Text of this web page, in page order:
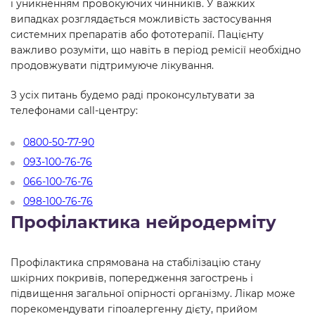
і уникненням провокуючих чинників. У важких
випадках розглядається можливість застосування
системних препаратів або фототерапії. Пацієнту
важливо розуміти, що навіть в період ремісії необхідно
продовжувати підтримуюче лікування.
З усіх питань будемо раді проконсультувати за
телефонами call-центру:
0800-50-77-90
093-100-76-76
066-100-76-76
098-100-76-76
Профілактика нейродерміту
Профілактика спрямована на стабілізацію стану
шкірних покривів, попередження загострень і
підвищення загальної опірності організму. Лікар може
порекомендувати гіпоалергенну дієту, прийом